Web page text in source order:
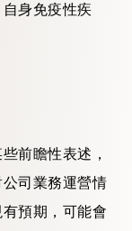
身免疫性疾
前瞻性表述，
司業務運營情
預期，可能會